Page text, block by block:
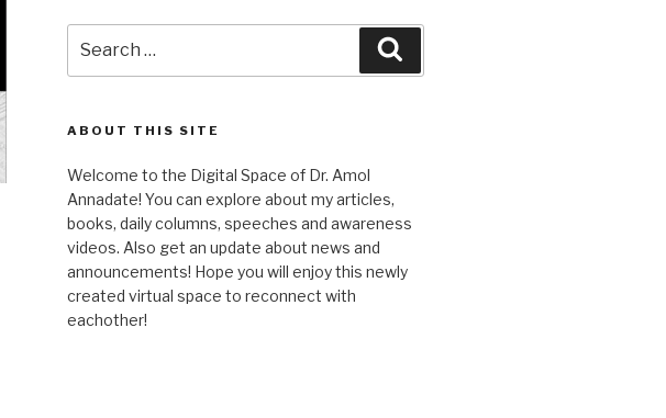
for:
ABOUT THIS SITE
Welcome to the Digital Space of Dr. Amol
Annadate! You can explore about my articles,
books, daily columns, speeches and awareness
videos. Also get an update about news and
announcements! Hope you will enjoy this newly
created virtual space to reconnect with
eachother!